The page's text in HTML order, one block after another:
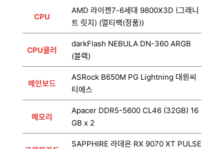
CPU
AMD 라이젠7-6세대 9800X3D (그래니
트 릿지) (멀티팩(정품))
CPU쿨러
darkFlash NEBULA DN-360 ARGB
(블랙)
메인보드
ASRock B650M PG Lightning 대원씨
티에스
메모리
Apacer DDR5-5600 CL46 (32GB) 16
GB x 2
SAPPHIRE 라데온 RX 9070 XT PULSE